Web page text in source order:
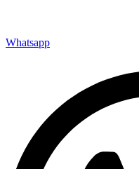
Whatsapp